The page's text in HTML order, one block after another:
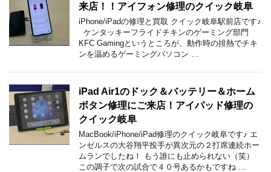
来店！！アイフォン修理のクイック岐阜
iPhone/iPadの修理と買取 クイック岐阜駅前店です♪
ケンタッキーフライドチキンのゲーミング部門
KFC Gamingというところが、動作時の排熱でチキ
ンを温めるゲーミングパソコン …
iPad Air1のドック＆バッテリー＆ホーム
ボタン修理にご来店！アイパッド修理の
クイック岐阜
MacBook/iPhone/iPad修理のクイック岐阜です♪ エ
ンゼルスの大谷翔平投手が異次元の２打席連続ホー
ムランでしたね！ もう誰にも止められない（笑）
この調子で次の試合で４０号あるかもですね …